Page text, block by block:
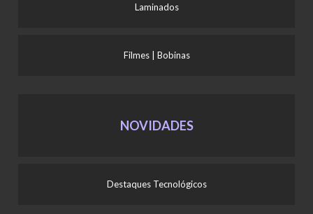
Laminados
Filmes | Bobinas
NOVIDADES
Destaques Tecnológicos